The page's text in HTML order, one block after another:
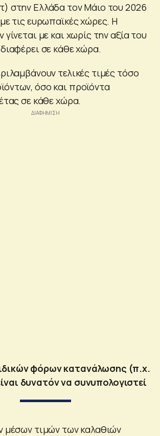
στην Ελλάδα τον Μάιο του 2026
τις ευρωπαϊκές χώρες. Η
γίνεται με και χωρίς την αξία του
σε κάθε χώρα.
τελικές τιμές τόσο
όσο και προϊόντα
σε κάθε χώρα.
φόρων κατανάλωσης (π.χ.
δυνατόν να συνυπολογιστεί
μέσων τιμών των καλαθιών